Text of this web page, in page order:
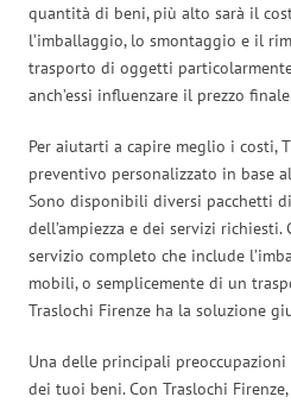
quantità di beni, più alto sarà il
l’imballaggio, lo smontaggio e il
trasporto di oggetti
anch’essi influenzare il prezzo
Per aiutarti a capire meglio i costi,
preventivo personalizzato in base
Sono disponibili diversi pacchetti
dell’ampiezza e dei servizi
servizio completo che include
mobili, o semplicemente di un
Traslochi Firenze ha la soluzione
Una delle principali preoccupazioni
dei tuoi beni. Con Traslochi